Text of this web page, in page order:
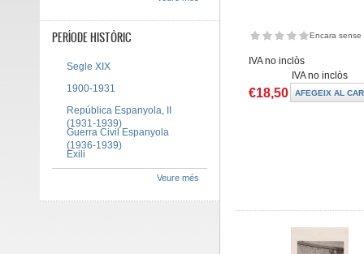
Encara sense
IVA no inclòs
IVA no inclòs
€18,50
PERÍODE HISTÒRIC
Segle XIX
1900-1931
República Espanyola, II
(1931-1939)
Guerra Civil Espanyola
(1936-1939)
Exili
Veure més